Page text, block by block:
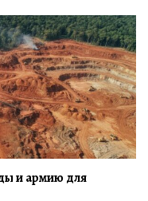
и армию для